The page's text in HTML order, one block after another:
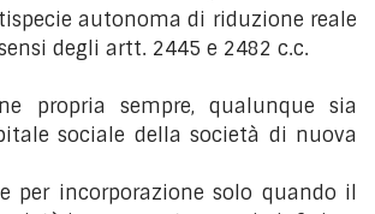
autonoma di riduzione reale
degli artt. 2445 e 2482 c.c.
propria sempre, qualunque sia
sociale della società di nuova
per incorporazione solo quando il